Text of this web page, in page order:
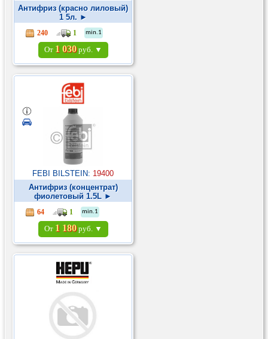
Антифриз (красно лиловый)
1 5л. ►
240 1 min.1
От 1 030руб. ▼
FEBI BILSTEIN: 19400
Антифриз (концентрат)
фиолетовый 1.5L ►
64 1 min.1
От 1 180руб. ▼